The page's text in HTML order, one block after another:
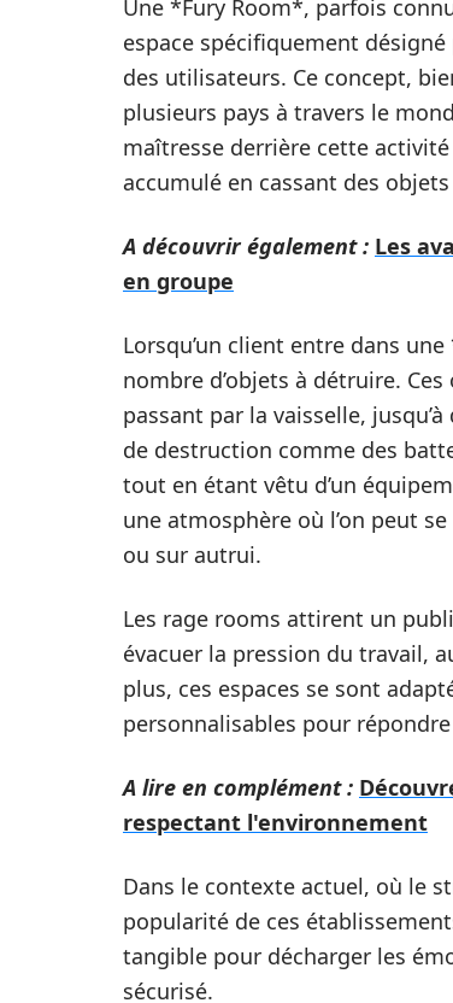
Une *Fury Room*, parfois
espace spécifiquement
des utilisateurs. Ce concept,
plusieurs pays à travers le
maîtresse derrière cette
accumulé en cassant des
A découvrir également : Les
en groupe
Lorsqu’un client entre dans
nombre d’objets à détruire.
passant par la vaisselle,
de destruction comme des
tout en étant vêtu d’un
une atmosphère où l’on peut
ou sur autrui.
Les rage rooms attirent un
évacuer la pression du travail,
plus, ces espaces se sont
personnalisables pour
A lire en complément :
respectant l'environnement
Dans le contexte actuel, où le
popularité de ces
tangible pour décharger les
sécurisé.